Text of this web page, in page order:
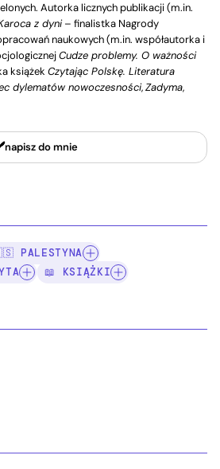
Autorka licznych publikacji (m.in.
z dyni– finalistka Nagrody
naukowych (m.in. współautorka i
Cudze problemy. O ważności
książek Czytając Polskę. Literatura
dylematów nowoczesności,Zadyma,
napisz do mnie
PALESTYNA
📖 KSIĄŻKI